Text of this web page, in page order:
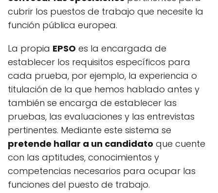
cubrir los puestos de trabajo que necesite la
función pública europea.
La propia EPSO es la encargada de
establecer los requisitos específicos para
cada prueba, por ejemplo, la experiencia o
titulación de la que hemos hablado antes y
también se encarga de establecer las
pruebas, las evaluaciones y las entrevistas
pertinentes. Mediante este sistema se
pretende hallar a un candidato que cuente
con las aptitudes, conocimientos y
competencias necesarios para ocupar las
funciones del puesto de trabajo.